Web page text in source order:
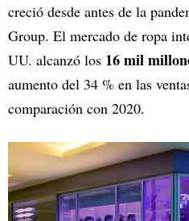
creció desde antes de la
Group. El mercado de ropa
UU. alcanzó los 16 mil
aumento del 34 % en las
comparación con 2020.